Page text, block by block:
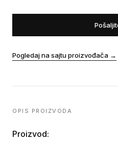
Pogledaj na sajtu proizvođača →
OPIS PROIZVODA
Proizvod: